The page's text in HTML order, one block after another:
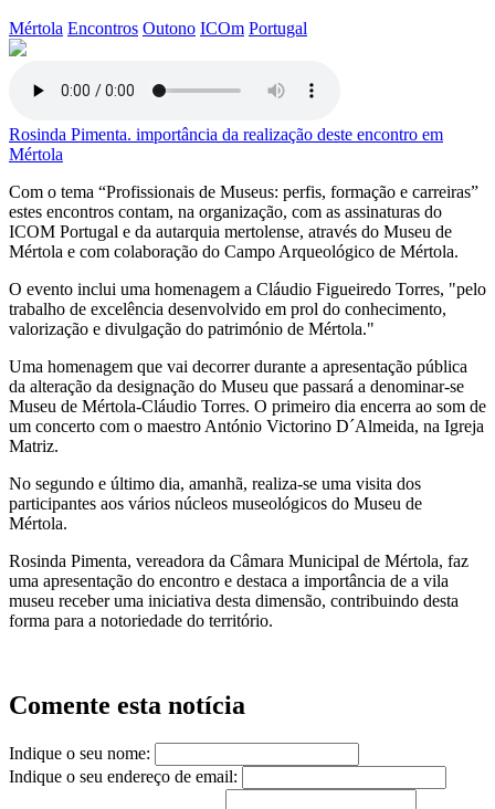
Mértola Encontros Outono ICOm Portugal
Rosinda Pimenta. importância da realização deste encontro em
Mértola
Com o tema “Profissionais de Museus: perfis, formação e carreiras”
estes encontros contam, na organização, com as assinaturas do
ICOM Portugal e da autarquia mertolense, através do Museu de
Mértola e com colaboração do Campo Arqueológico de Mértola.
O evento inclui uma homenagem a Cláudio Figueiredo Torres, "pelo
trabalho de excelência desenvolvido em prol do conhecimento,
valorização e divulgação do património de Mértola."
Uma homenagem que vai decorrer durante a apresentação pública
da alteração da designação do Museu que passará a denominar-se
Museu de Mértola-Cláudio Torres. O primeiro dia encerra ao som de
um concerto com o maestro António Victorino D´Almeida, na Igreja
Matriz.
No segundo e último dia, amanhã, realiza-se uma visita dos
participantes aos vários núcleos museológicos do Museu de
Mértola.
Rosinda Pimenta, vereadora da Câmara Municipal de Mértola, faz
uma apresentação do encontro e destaca a importância de a vila
museu receber uma iniciativa desta dimensão, contribuindo desta
forma para a notoriedade do território.
Comente esta notícia
Indique o seu nome:
Indique o seu endereço de email: